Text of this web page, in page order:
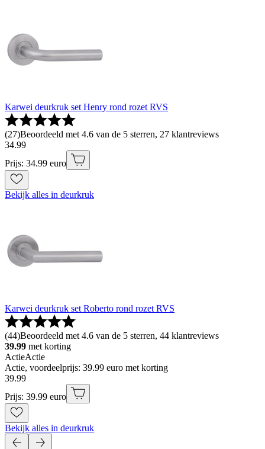
Karwei deurkruk set Henry rond rozet RVS
(27)Beoordeeld met 4.6 van de 5 sterren, 27 klantreviews
34.99
Prijs: 34.99 euro
Bekijk alles in deurkruk
Karwei deurkruk set Roberto rond rozet RVS
(44)Beoordeeld met 4.6 van de 5 sterren, 44 klantreviews
39.99 met korting
ActieActie
Actie, voordeelprijs: 39.99 euro met korting
39.99
Prijs: 39.99 euro
Bekijk alles in deurkruk